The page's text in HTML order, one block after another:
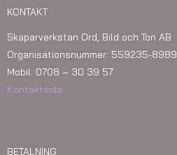
KONTAKT
Skaparverkstan Ord, Bild och Ton AB
Organisationsnummer: 559235-8989
Mobil: 0708 – 30 39 57
Kontaktsida
BETALNING